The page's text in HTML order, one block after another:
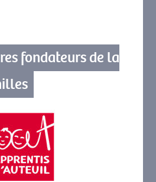
fondateurs de la